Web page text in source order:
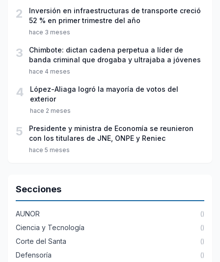
2
Inversión en infraestructuras de transporte creció
52 % en primer trimestre del año
hace 3 meses
3
Chimbote: dictan cadena perpetua a líder de
banda criminal que drogaba y ultrajaba a jóvenes
hace 4 meses
4
López-Aliaga logró la mayoría de votos del
exterior
hace 2 meses
5
Presidente y ministra de Economía se reunieron
con los titulares de JNE, ONPE y Reniec
hace 5 meses
Secciones
AUNOR ()
Ciencia y Tecnología ()
Corte del Santa ()
Defensoría ()